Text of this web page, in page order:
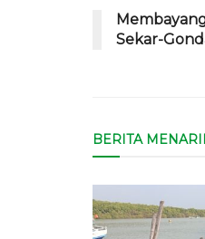
Sekar-
BERITA